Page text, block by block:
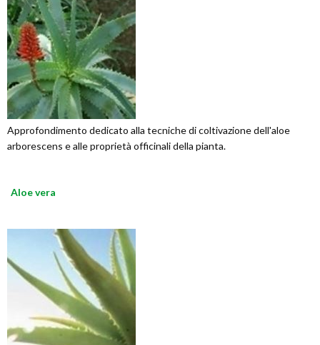
Approfondimento dedicato alla tecniche di coltivazione dell'aloe
arborescens e alle proprietà officinali della pianta.
Aloe vera